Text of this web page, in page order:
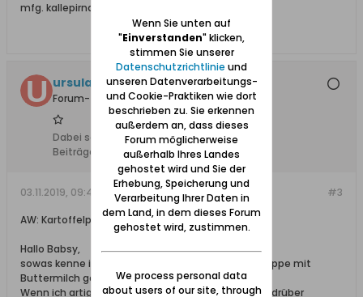
mfg. kallepirna
ursula paradies
Forum-Teilnehmer
Dabei seit:
01.09.2012
Beiträge:
#3
03.11.2019, 09:40
AW: Kartoffelpüree mit Buttermilch.
Hallo Babsy,
sowas kenne ich auch. Meine Oma hat Kartoffelsuppe mit
Buttermilch gekocht.
Wenn ich artig war, durfte ich mir Zimt und Zucker drüber
Wenn Sie unten auf
"Einverstanden" klicken,
stimmen Sie unserer
Datenschutzrichtlinie und
unseren Datenverarbeitungs-
und Cookie-Praktiken wie dort
beschrieben zu. Sie erkennen
außerdem an, dass dieses
Forum möglicherweise
außerhalb Ihres Landes
gehostet wird und Sie der
Erhebung, Speicherung und
Verarbeitung Ihrer Daten in
dem Land, in dem dieses Forum
gehostet wird, zustimmen.
We process personal data
about users of our site, through